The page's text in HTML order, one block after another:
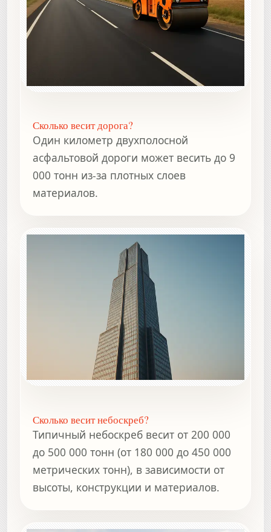
Сколько весит дорога?
Один километр двухполосной
асфальтовой дороги может весить до 9
000 тонн из-за плотных слоев
материалов.
Сколько весит небоскреб?
Типичный небоскреб весит от 200 000
до 500 000 тонн (от 180 000 до 450 000
метрических тонн), в зависимости от
высоты, конструкции и материалов.